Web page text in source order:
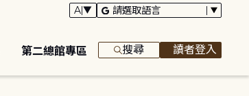
第二總館專區 搜尋 讀者登入